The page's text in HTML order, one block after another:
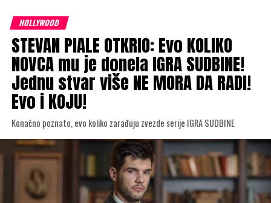
HOLLYWOOD
STEVAN PIALE OTKRIO: Evo KOLIKO
NOVCA mu je donela IGRA SUDBINE!
Jednu stvar više NE MORA DA RADI!
Evo i KOJU!
Konačno poznato, evo koliko zarađuju zvezde serije IGRA SUDBINE